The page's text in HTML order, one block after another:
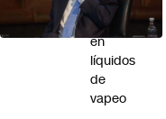
seguridad
infantil
en
líquidos
de
vapeo